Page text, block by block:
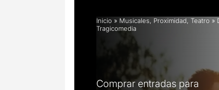
Inicio » Musicales, Proximidad, Teatro »
Tragicomedia
Comprar entradas para